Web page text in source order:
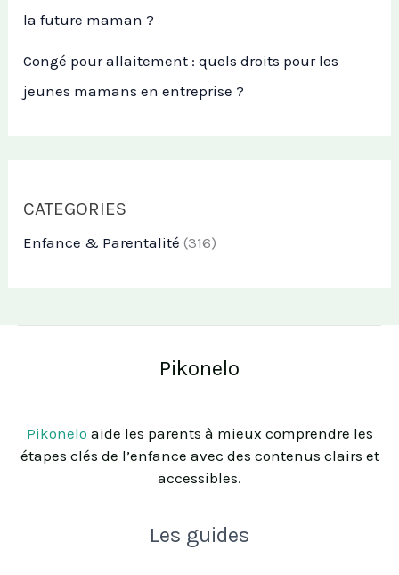
la future maman ?
Congé pour allaitement : quels droits pour les
jeunes mamans en entreprise ?
CATEGORIES
Enfance & Parentalité (316)
Pikonelo
Pikonelo aide les parents à mieux comprendre les
étapes clés de l’enfance avec des contenus clairs et
accessibles.
Les guides